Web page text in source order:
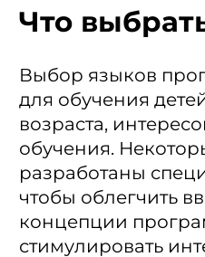
Что
Выбор языков
для обучения
возраста,
обучения.
разработаны
чтобы облегчить
концепции
стимулировать